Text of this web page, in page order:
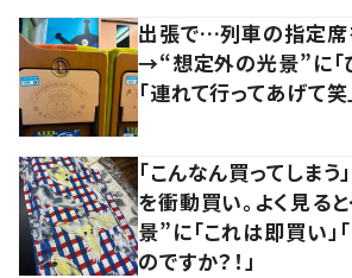
出張で…列車の指定
→“想定外の光景”に「び
「連れて行ってあげて笑
「こんなん買ってしま
を衝動買い。よく見る
景”に「これは即買い」
のですか？！」